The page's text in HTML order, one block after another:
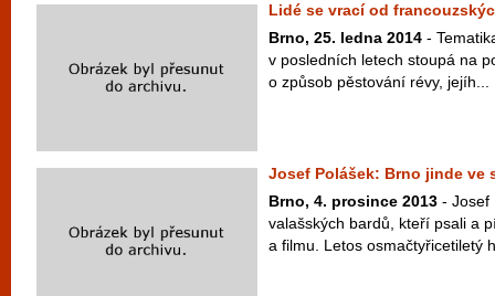
Lidé se vrací od
Brno, 25. ledna 2014 -
v posledních letech stoupá na
o způsob pěstování révy, jejíh...
Josef Polášek: Brno jinde ve
Brno, 4. prosince 2013 - Josef
valašských bardů, kteří psali a
a filmu. Letos osmačtyřicetiletý